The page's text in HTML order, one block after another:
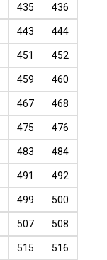
435 436
443 444
451 452
459 460
467 468
475 476
483 484
491 492
499 500
507 508
515 516